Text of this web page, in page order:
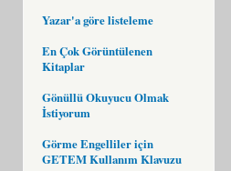
Yazar'a göre listeleme
En Çok Görüntülenen
Kitaplar
Gönüllü Okuyucu Olmak
İstiyorum
Görme Engelliler için
GETEM Kullanım Klavuzu